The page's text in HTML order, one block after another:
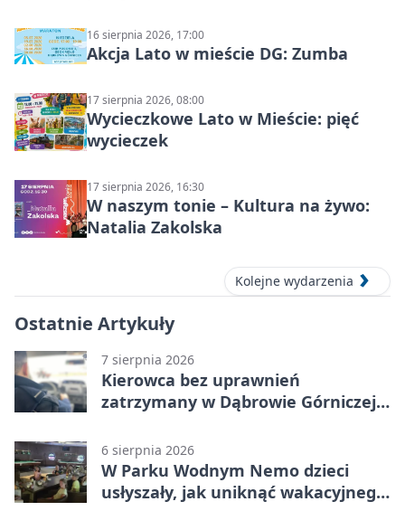
16 sierpnia 2026, 17:00
Akcja Lato w mieście DG: Zumba
17 sierpnia 2026, 08:00
Wycieczkowe Lato w Mieście: pięć
wycieczek
17 sierpnia 2026, 16:30
W naszym tonie – Kultura na żywo:
Natalia Zakolska
Kolejne wydarzenia
Ostatnie Artykuły
7 sierpnia 2026
Kierowca bez uprawnień
zatrzymany w Dąbrowie Górniczej.
6 sierpnia 2026
W Parku Wodnym Nemo dzieci
usłyszały, jak uniknąć wakacyjnego